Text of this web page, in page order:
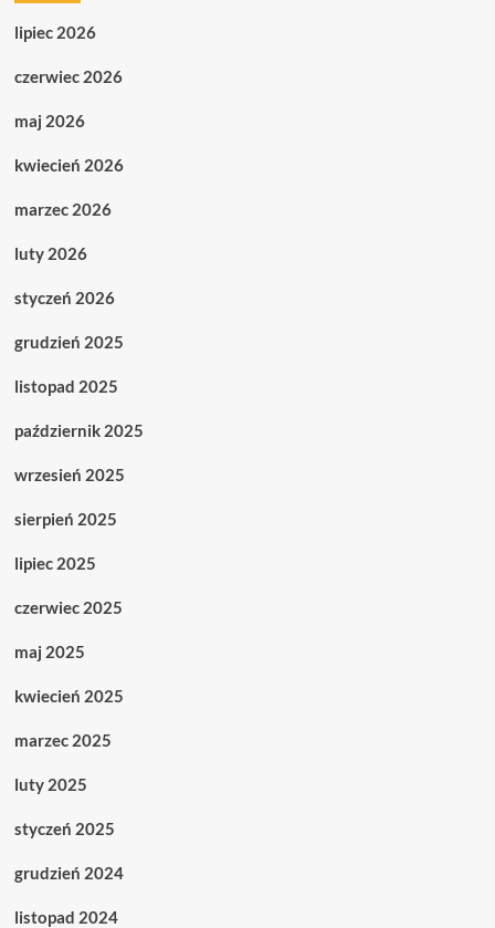
lipiec 2026
czerwiec 2026
maj 2026
kwiecień 2026
marzec 2026
luty 2026
styczeń 2026
grudzień 2025
listopad 2025
październik 2025
wrzesień 2025
sierpień 2025
lipiec 2025
czerwiec 2025
maj 2025
kwiecień 2025
marzec 2025
luty 2025
styczeń 2025
grudzień 2024
listopad 2024